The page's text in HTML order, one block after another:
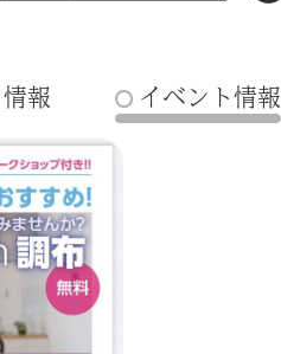
報 イベント情報